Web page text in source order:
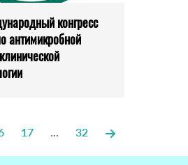
конгресс
17 ... 32